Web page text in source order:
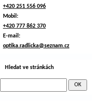
+420 251 556 096
Mobil:
+420 777 862 370
E-mail:
optika.radlicka@seznam.cz
Hledat ve stránkách